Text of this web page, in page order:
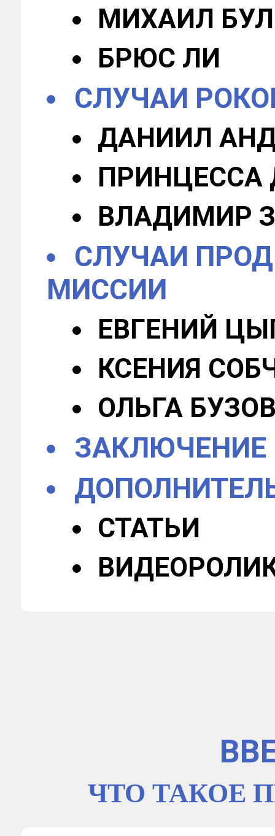
МИХАИЛ
БРЮС ЛИ
СЛУЧАИ
ДАНИИЛ
ПРИНЦЕССА
ВЛАДИМИР
СЛУЧАИ
МИССИИ
ЕВГЕНИЙ
КСЕНИЯ
ОЛЬГА
ЗАКЛЮЧЕНИЕ
СТАТЬИ
ЧТО ТАКОЕ